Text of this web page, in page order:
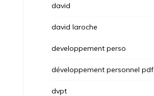
david
david laroche
developpement perso
développement personnel pdf
dvpt